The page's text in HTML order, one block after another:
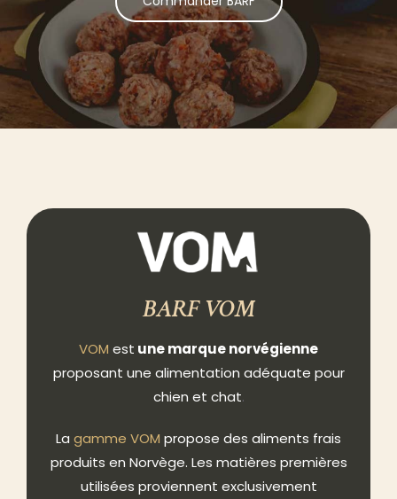
BARF VOM
VOM est une marque norvégienne
proposant une alimentation adéquate pour
chien et chat.
La gamme VOM propose des aliments frais
produits en Norvège. Les matières premières
utilisées proviennent exclusivement